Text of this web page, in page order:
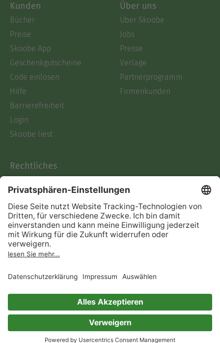
Kunden
Bücher
Preise
Skoobe App
Geschenkgutscheine
Code einlösen
Hilfe
Barrierefreiheit
Login
Skoobe liest
Über uns
Über Skoobe
Jobs
Presse
Verlage
Partnerprogramm
Firmenkunden
Rechtliches
AGB
Informationen nach Data
Act
Verträge hier kündigen
Impressum
Immer ein gutes Buch